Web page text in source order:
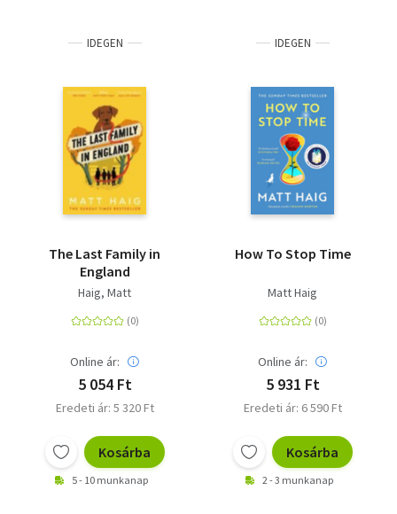
IDEGEN
The Last Family in
England
Haig, Matt
Online ár:
5 054 Ft
Eredeti ár: 5 320 Ft
Kosárba
5 - 10 munkanap
IDEGEN
How To Stop Time
Matt Haig
Online ár:
5 931 Ft
Eredeti ár: 6 590 Ft
Kosárba
2 - 3 munkanap